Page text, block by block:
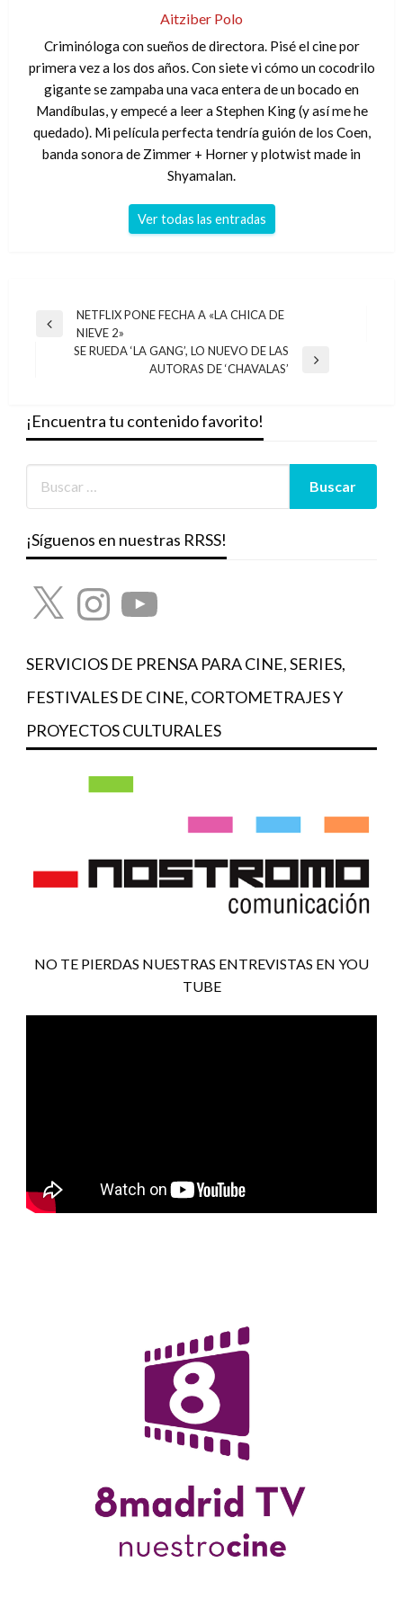
Aitziber Polo
Criminóloga con sueños de directora. Pisé el cine por
primera vez a los dos años. Con siete vi cómo un cocodrilo
gigante se zampaba una vaca entera de un bocado en
Mandíbulas, y empecé a leer a Stephen King (y así me he
quedado). Mi película perfecta tendría guión de los Coen,
banda sonora de Zimmer + Horner y plotwist made in
Shyamalan.
Ver todas las entradas
Navegación
Entrada
anterior
NETFLIX PONE FECHA A «LA CHICA DE
NIEVE 2»
SE RUEDA ‘LA GANG’, LO NUEVO DE LAS
AUTORAS DE ‘CHAVALAS’
¡Encuentra tu contenido favorito!
¡Síguenos en nuestras RRSS!
X InstagramYouTube
SERVICIOS DE PRENSA PARA CINE, SERIES,
FESTIVALES DE CINE, CORTOMETRAJES Y
PROYECTOS CULTURALES
NO TE PIERDAS NUESTRAS ENTREVISTAS EN YOU
TUBE